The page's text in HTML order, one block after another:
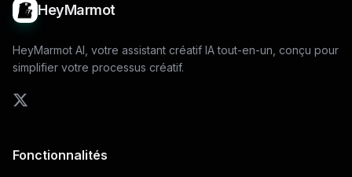
HeyMarmot
HeyMarmot AI, votre assistant créatif IA tout-en-un, conçu pour
simplifier votre processus créatif.
Fonctionnalités